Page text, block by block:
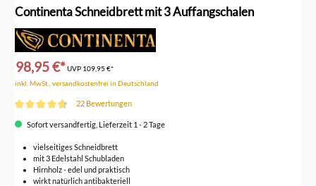
Continenta Schneidbrett mit 3 Auffangschalen
98,95 €*UVP 109,95 €*
inkl. MwSt., versandkostenfrei in Deutschland
22 Bewertungen
Sofort versandfertig, Lieferzeit 1 - 2 Tage
vielseitiges Schneidbrett
mit 3 Edelstahl Schubladen
Hirnholz - edel und praktisch
wirkt natürlich antibakteriell